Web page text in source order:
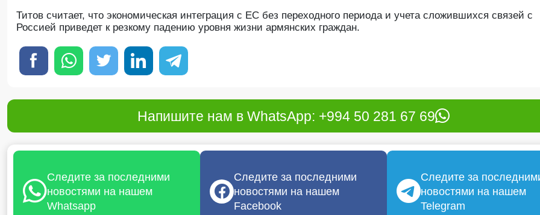
Титов считает, что экономическая интеграция с ЕС без переходного периода и учета сложившихся связей с
Россией приведет к резкому падению уровня жизни армянских граждан.
Напишите нам в WhatsApp: +994 50 281 67 69
Следите за последними
новостями на нашем
Whatsapp
Следите за последними
новостями на нашем
Facebook
Следите за
новостями на нашем
Telegram